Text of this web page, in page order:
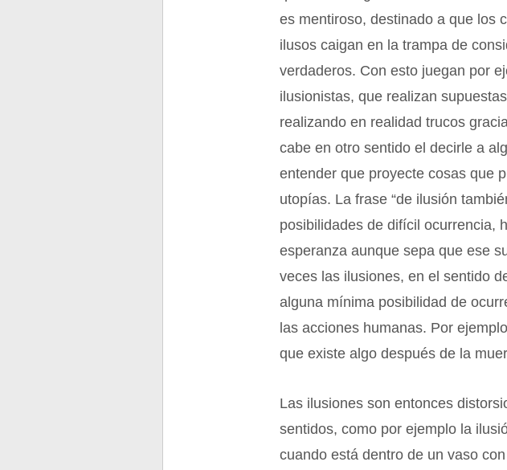
es mentiroso, destinado a que los
ilusos caigan en la trampa de
verdaderos. Con esto juegan por
ilusionistas, que realizan
realizando en realidad trucos
cabe en otro sentido el decirle a
entender que proyecte cosas que
utopías. La frase “de ilusión
posibilidades de difícil ocurrencia,
esperanza aunque sepa que ese
veces las ilusiones, en el sentido
alguna mínima posibilidad de
las acciones humanas. Por
que existe algo después de la
Las ilusiones son entonces
sentidos, como por ejemplo la
cuando está dentro de un vaso